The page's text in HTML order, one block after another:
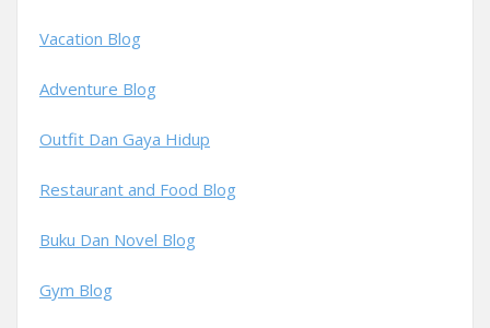
Vacation Blog
Adventure Blog
Outfit Dan Gaya Hidup
Restaurant and Food Blog
Buku Dan Novel Blog
Gym Blog